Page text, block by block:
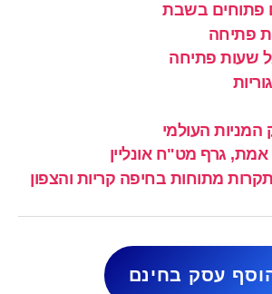
פתוחים בשבת
פתיחה
שעות פתיחה
העולמי
גרף מט"ח אונליין
מתוחות בחיפה קריות והצפון
עסק בחינם